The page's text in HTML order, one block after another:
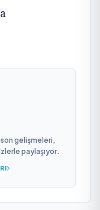
gelişmeleri,
paylaşıyor.